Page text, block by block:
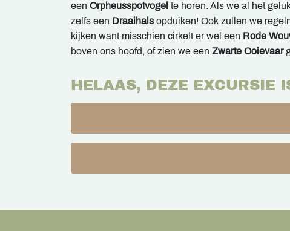
een Orpheusspotvogel te horen. Als we al het
zelfs een Draaihals opduiken! Ook zullen we
kijken want misschien cirkelt er wel een Rode
boven ons hoofd, of zien we een Zwarte Ooievaar
HELAAS, DEZE EXCURSIE